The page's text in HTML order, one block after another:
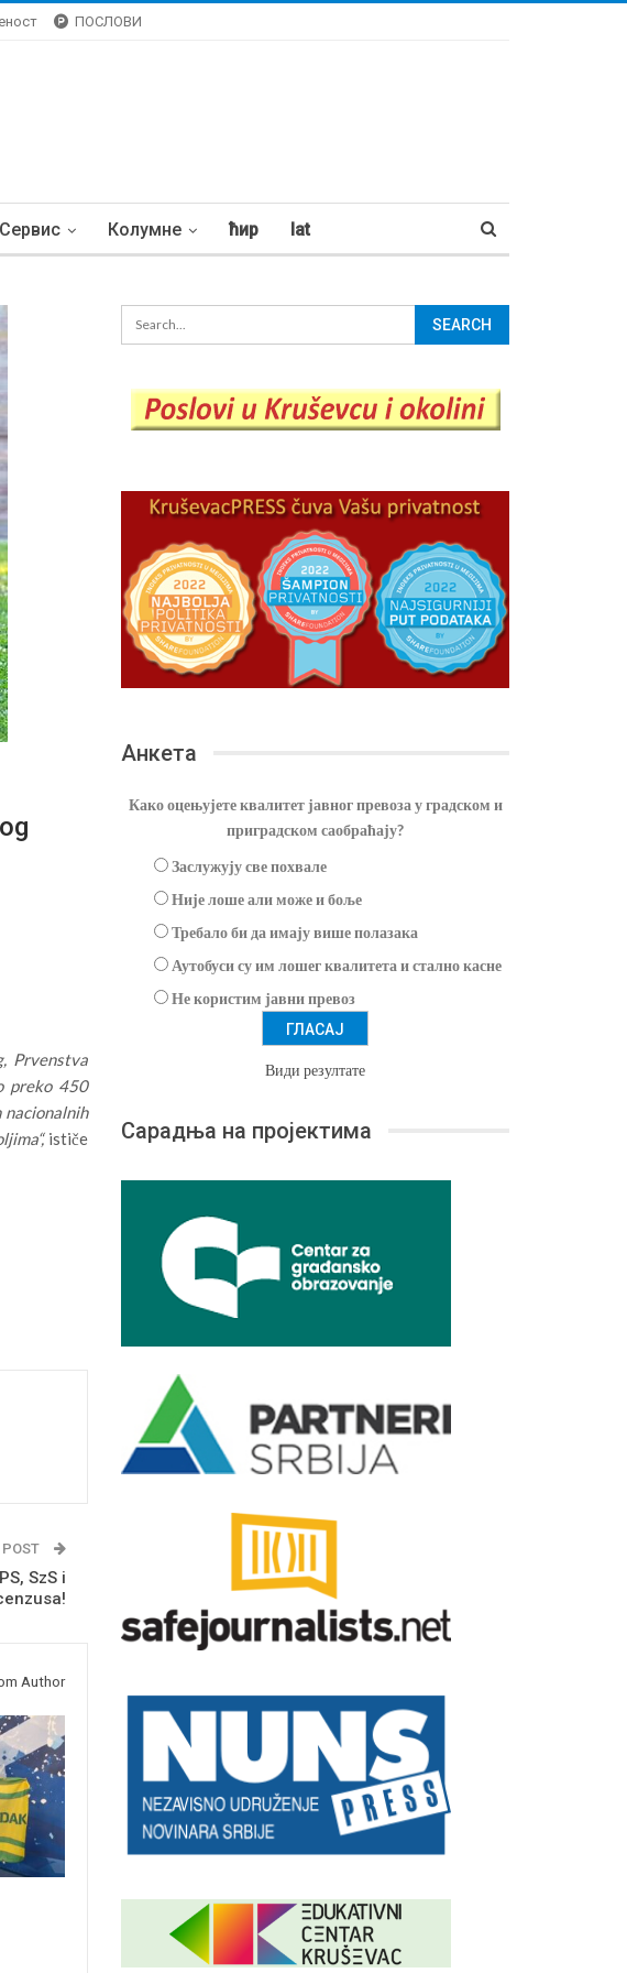
ПОСЛОВИ
Сервис Колумне ћир lat
Prvenstva
preko 450
ističe
POST
SzS i
Author
Анкета
Како оцењујете квалитет јавног превоза у градском и
приградском саобраћају?
Заслужују све похвале
Није лоше али може и боље
Требало би да имају више полазака
Аутобуси су им лошег квалитета и стално касне
Не користим јавни превоз
Види резултате
Сарадња на пројектима